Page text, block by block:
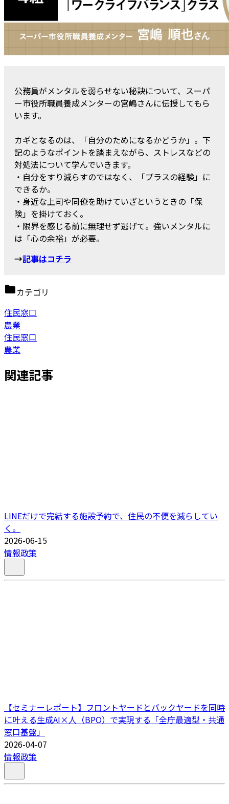
公務員がメンタルを弱らせない秘訣について、スーパ
ー市役所職員養成メンターの宮嶋さんに伝授してもら
います。
カギとなるのは、「自分のためになるかどうか」。下
記のようなポイントを踏まえながら、ストレスなどの
対処法について学んでいきます。
・自分をすり減らすのではなく、「プラスの経験」に
できるか。
・身近な上司や同僚を助けていざというときの「保
険」を掛けておく。
・限界を感じる前に無理せず逃げて。強いメンタルに
は「心の余裕」が必要。
→記事はコチラ
カテゴリ
住民窓口
農業
住民窓口
農業
関連記事
LINEだけで完結する施設予約で、住民の不便を減らしてい
く。
2026-06-15
情報政策
【セミナーレポート】フロントヤードとバックヤードを同時
に叶える生成AI×人（BPO）で実現する「全庁最適型・共通
窓口基盤」
2026-04-07
情報政策